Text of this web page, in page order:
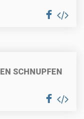
SCHNUPFEN